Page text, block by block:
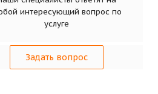
интересующий вопрос по
услуге
Задать вопрос